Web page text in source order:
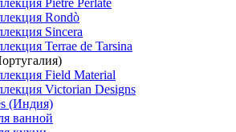
Pietre Perlate
Rondò
Sincera
Terrae de Tarsina
Field Material
Victorian Designs
(Индия)
ванной